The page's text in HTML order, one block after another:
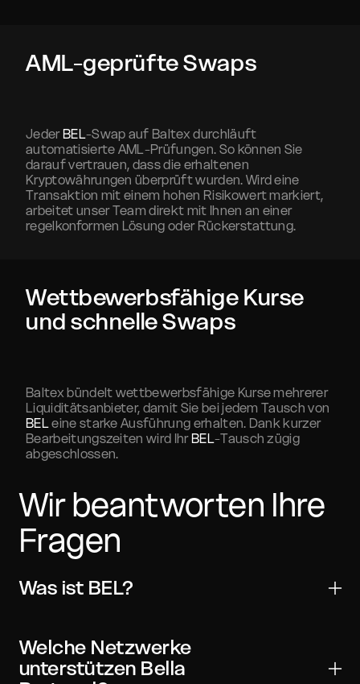
AML-geprüfte Swaps
JederBEL-Swap auf Baltex durchläuft
automatisierte AML-Prüfungen. So können Sie
darauf vertrauen, dass die erhaltenen
Kryptowährungen überprüft wurden. Wird eine
Transaktion mit einem hohen Risikowert markiert,
arbeitet unser Team direkt mit Ihnen an einer
regelkonformen Lösung oder Rückerstattung.
Wettbewerbsfähige Kurse
und schnelle Swaps
Baltex bündelt wettbewerbsfähige Kurse mehrerer
Liquiditätsanbieter, damit Sie bei jedem Tausch von
BELeine starke Ausführung erhalten. Dank kurzer
Bearbeitungszeiten wird IhrBEL-Tausch zügig
abgeschlossen.
Wir beantworten Ihre
Fragen
Was ist BEL?
Übertragungen, Handel und Web3-Anwendungen. Es
wird von vielen wichtigen Wallets und Börsen
unterstützt und kann mit On-Chain-Verifizierung
Welche Netzwerke
unterstützen Bella